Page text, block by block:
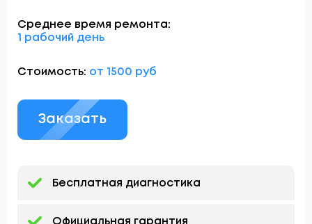
Среднее время ремонта:
1 рабочий день
Стоимость: от 1500 руб
Заказать
Бесплатная диагностика
Официальная гарантия